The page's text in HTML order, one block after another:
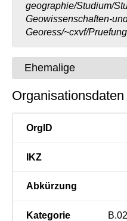
geographie/Studium/
Geowissenschaften-
Georess/~cxvf/
Ehemalige
Organisationsdaten
OrgID
IKZ
Abkürzung
Kategorie